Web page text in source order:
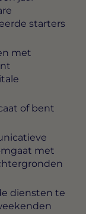
starters
met
of bent
met
diensten te